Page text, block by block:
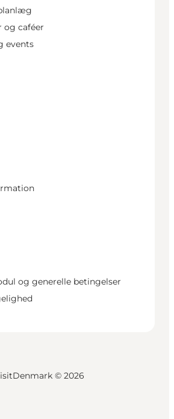
og caféer
events
og generelle betingelser
© 2026